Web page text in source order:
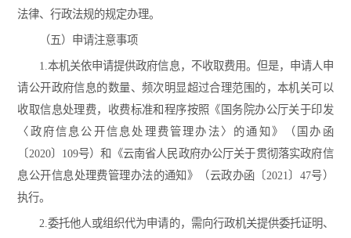
法律、行政法规的规定办理。
（五）申请注意事项
1.本机关依申请提供政府信息，不收取费用。但是，申请人申
请公开政府信息的数量、频次明显超过合理范围的，本机关可以
收取信息处理费，收费标准和程序按照《国务院办公厅关于印发
〈政府信息公开信息处理费管理办法〉的通知》（国办函
〔2020〕109号）和《云南省人民政府办公厅关于贯彻落实政府信
息公开信息处理费管理办法的通知》（云政办函〔2021〕47号）
执行。
2.委托他人或组织代为申请的，需向行政机关提供委托证明、